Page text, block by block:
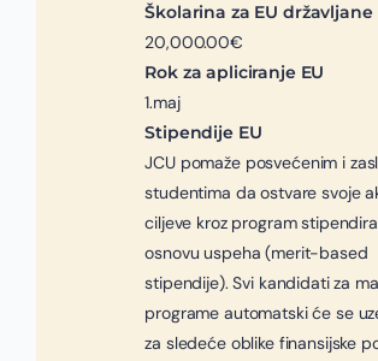
Školarina za EU državljane
20,000.00€
Rok za apliciranje EU
1.maj
Stipendije EU
JCU pomaže posvećenim i
studentima da ostvare svoje
ciljeve kroz program
osnovu uspeha (merit-based
stipendije). Svi kandidati za
programe automatski će se
za sledeće oblike finansijske